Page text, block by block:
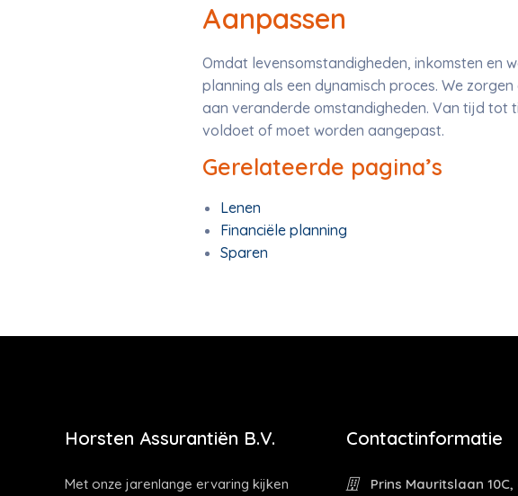
Aanpassen
Omdat levensomstandigheden, inkomsten en
planning als een dynamisch proces. We
aan veranderde omstandigheden. Van tijd tot
voldoet of moet worden aangepast.
Gerelateerde pagina’s
Lenen
Financiële planning
Sparen
Horsten Assurantiën B.V.
Met onze jarenlange ervaring kijken
Contactinformatie
Prins Mauritslaan 10C,